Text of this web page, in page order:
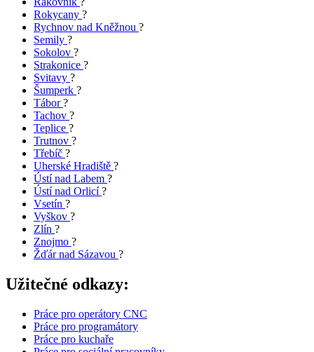
Rokycany ?
Rychnov nad Kněžnou ?
Semily ?
Sokolov ?
Strakonice ?
Svitavy ?
Šumperk ?
Tábor?
Tachov ?
Teplice ?
Trutnov ?
Třebíč ?
Uherské Hradiště ?
Ústí nad Labem ?
Ústí nad Orlicí?
Vsetín ?
Vyškov ?
Zlín ?
Znojmo ?
Žďár nad Sázavou ?
Užitečné odkazy:
Práce pro operátory CNC
Práce pro programátory
Práce pro kuchaře